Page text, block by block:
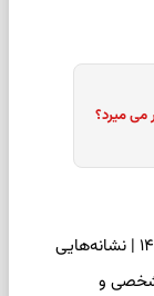
می میرد؟
فال اسم امروز جمعه ۱۶ مرداد ۱۴۰۵ | نشانه‌هایی
شخصی و